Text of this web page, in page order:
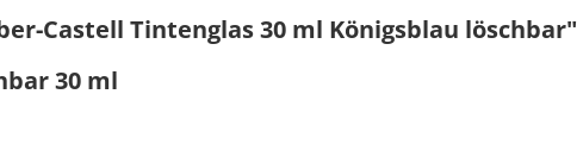
Castell Tintenglas 30 ml Königsblau löschbar"
30 ml